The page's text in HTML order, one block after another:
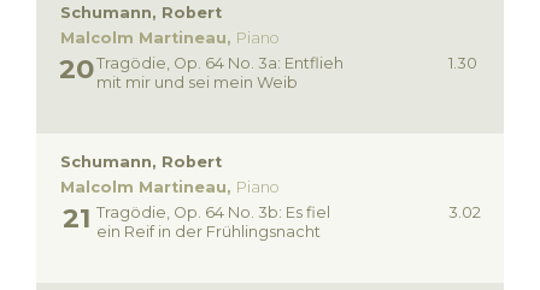
Schumann, Robert
Malcolm Martineau, Piano
1.30
Tragödie, Op. 64 No. 3a: Entflieh
mit mir und sei mein Weib
Schumann, Robert
Malcolm Martineau, Piano
3.02
Tragödie, Op. 64 No. 3b: Es fiel
ein Reif in der Frühlingsnacht